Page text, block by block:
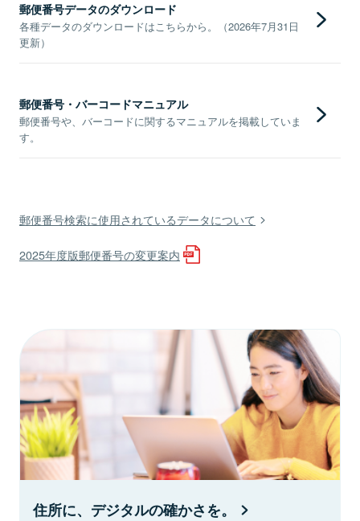
郵便番号データのダウンロード
各種データのダウンロードはこちらから。（2026年7月31日
更新）
郵便番号・バーコードマニュアル
郵便番号や、バーコードに関するマニュアルを掲載していま
す。
郵便番号検索に使用されているデータについて
2025年度版郵便番号の変更案内
住所に、デジタルの確かさを。